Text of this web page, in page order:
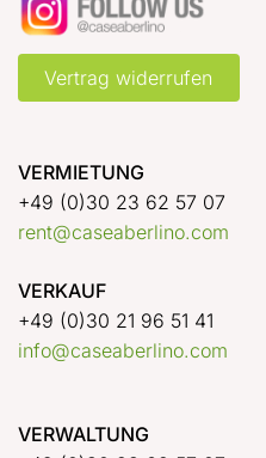
Vertrag widerrufen
VERMIETUNG
+49 (0)30 23 62 57 07
rent@caseaberlino.com
VERKAUF
+49 (0)30 21 96 51 41
info@caseaberlino.com
VERWALTUNG